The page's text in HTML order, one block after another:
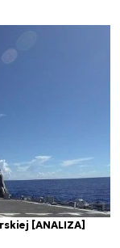
[ANALIZA]